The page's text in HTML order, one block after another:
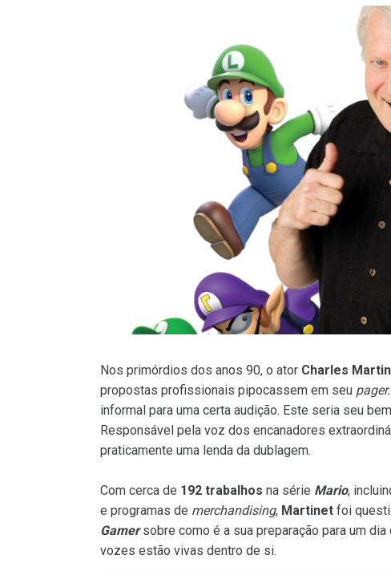
Nos primórdios dos anos 90, o ator Charles
propostas profissionais pipocassem em seu pager.
informal para uma certa audição. Este seria seu
Responsável pela voz dos encanadores
praticamente uma lenda da dublagem.
Com cerca de 192 trabalhos na série Mario,
e programas de merchandising, Martinet foi
Gamersobre como é a sua preparação para um
vozes estão vivas dentro de si.